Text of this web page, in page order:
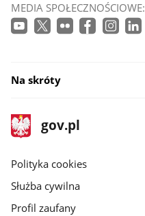
MEDIA SPOŁECZNOŚCIOWE:
Na skróty
stopka
gov.pl
Strona
gov.pl
gov.pl
Polityka cookies
Służba cywilna
Profil zaufany